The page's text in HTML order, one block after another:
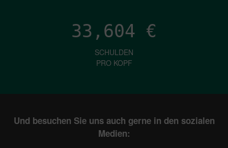
33,604 €
SCHULDEN
PRO KOPF
Und besuchen Sie uns auch gerne in den sozialen
Medien: